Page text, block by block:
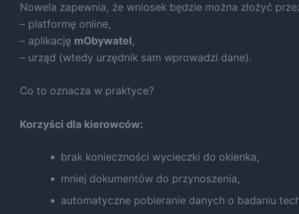
Nowela zapewnia, że wniosek będzie można złożyć
– platformę online,
– aplikację mObywatel,
– urząd (wtedy urzędnik sam wprowadzi dane).
Co to oznacza w praktyce?
Korzyści dla kierowców:
brak konieczności wycieczki do okienka,
mniej dokumentów do przynoszenia,
automatyczne pobieranie danych o badaniu